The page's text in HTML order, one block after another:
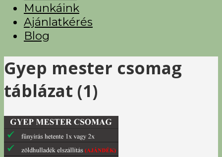
Munkáink
Ajánlatkérés
Blog
Gyep mester csomag
táblázat (1)